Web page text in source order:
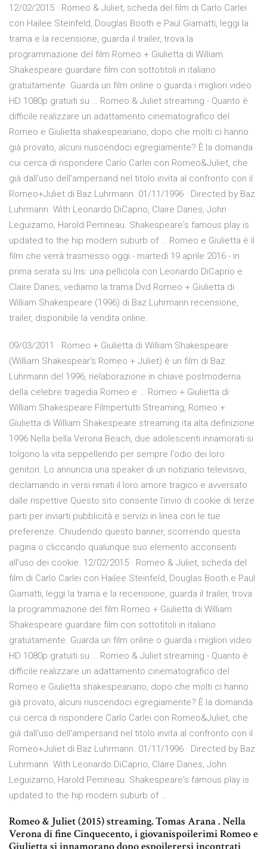
12/02/2015 · Romeo & Juliet, scheda del film di Carlo Carlei
con Hailee Steinfeld, Douglas Booth e Paul Giamatti, leggi la
trama e la recensione, guarda il trailer, trova la
programmazione del film Romeo + Giulietta di William
Shakespeare guardare film con sottotitoli in italiano
gratuitamente. Guarda un film online o guarda i migliori video
HD 1080p gratuiti su … Romeo & Juliet streaming - Quanto è
difficile realizzare un adattamento cinematografico del
Romeo e Giulietta shakespeariano, dopo che molti ci hanno
già provato, alcuni riuscendoci egregiamente? È la domanda
cui cerca di rispondere Carlo Carlei con Romeo&Juliet, che
già dall'uso dell'ampersand nel titolo invita al confronto con il
Romeo+Juliet di Baz Luhrmann. 01/11/1996 · Directed by Baz
Luhrmann. With Leonardo DiCaprio, Claire Danes, John
Leguizamo, Harold Perrineau. Shakespeare's famous play is
updated to the hip modern suburb of … Romeo e Giulietta è il
film che verrà trasmesso oggi - martedì 19 aprile 2016 - in
prima serata su Iris: una pellicola con Leonardo DiCaprio e
Claire Danes, vediamo la trama Dvd Romeo + Giulietta di
William Shakespeare (1996) di Baz Luhrmann recensione,
trailer, disponibile la vendita online.
09/03/2011 · Romeo + Giulietta di William Shakespeare
(William Shakespear's Romeo + Juliet) è un film di Baz
Luhrmann del 1996, rielaborazione in chiave postmoderna
della celebre tragedia Romeo e … Romeo + Giulietta di
William Shakespeare Filmpertutti Streaming, Romeo +
Giulietta di William Shakespeare streaming ita alta definizione
1996 Nella bella Verona Beach, due adolescenti innamorati si
tolgono la vita seppellendo per sempre l'odio dei loro
genitori. Lo annuncia una speaker di un notiziario televisivo,
declamando in versi rimati il loro amore tragico e avversato
dalle rispettive Questo sito consente l'invio di cookie di terze
parti per inviarti pubblicità e servizi in linea con le tue
preferenze. Chiudendo questo banner, scorrendo questa
pagina o cliccando qualunque suo elemento acconsenti
all'uso dei cookie. 12/02/2015 · Romeo & Juliet, scheda del
film di Carlo Carlei con Hailee Steinfeld, Douglas Booth e Paul
Giamatti, leggi la trama e la recensione, guarda il trailer, trova
la programmazione del film Romeo + Giulietta di William
Shakespeare guardare film con sottotitoli in italiano
gratuitamente. Guarda un film online o guarda i migliori video
HD 1080p gratuiti su … Romeo & Juliet streaming - Quanto è
difficile realizzare un adattamento cinematografico del
Romeo e Giulietta shakespeariano, dopo che molti ci hanno
già provato, alcuni riuscendoci egregiamente? È la domanda
cui cerca di rispondere Carlo Carlei con Romeo&Juliet, che
già dall'uso dell'ampersand nel titolo invita al confronto con il
Romeo+Juliet di Baz Luhrmann. 01/11/1996 · Directed by Baz
Luhrmann. With Leonardo DiCaprio, Claire Danes, John
Leguizamo, Harold Perrineau. Shakespeare's famous play is
updated to the hip modern suburb of …
Romeo & Juliet (2015) streaming. Tomas Arana . Nella
Verona di fine Cinquecento, i giovanispoilerimi Romeo e